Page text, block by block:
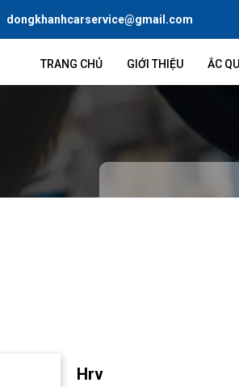
dongkhanhcarservice@gmail.com
TRANG CHỦ GIỚI THIỆU ẮC
Hrv